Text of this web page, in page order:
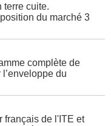
terre cuite.
du marché 3
complète de
du
français de l'ITE et